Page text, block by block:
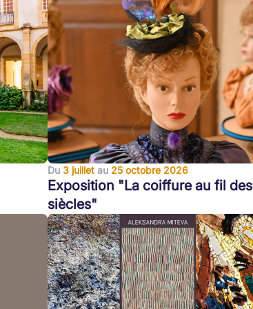
Du 3 juillet au 25 octobre 2026
Exposition "La coiffure au fil des
siècles"